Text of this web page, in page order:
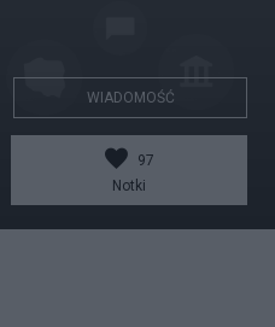
WIADOMOŚĆ
97
Notki